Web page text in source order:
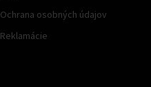
Ochrana osobných údajov
Reklamácie